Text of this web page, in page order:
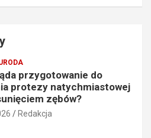
przygotowanie do
protezy natychmiastowej
zębów?
Redakcja